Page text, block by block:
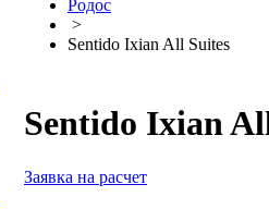
Родос
>
Sentido Ixian All Suites
Sentido Ixian
Заявка на расчет